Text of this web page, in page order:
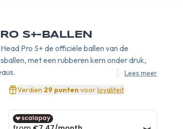
S+-BALLEN
Pro S+ de officiële ballen van de
met een rubberen kern onder druk,
Lees meer
Verdien 29 punten voorloyaliteit